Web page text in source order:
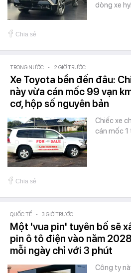
dòng xe
Chia sẻ
TRONG NƯỚC - 2 GIỜ TRƯỚC
Xe Toyota bền đến đâu:
này vừa cán mốc 99 vạn
cơ, hộp số nguyên bản
Chiếc xe
cán mốc 1
Chia sẻ
QUỐC TẾ - 3 GIỜ TRƯỚC
Một 'vua pin' tuyên bố sẽ
pin ô tô điện vào năm
mỗi ngày chỉ với 3 phút
Công ty